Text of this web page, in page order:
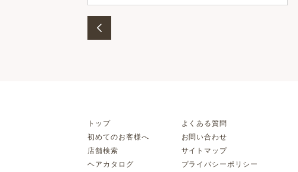
トップ
初めてのお客様へ
店舗検索
ヘアカタログ
よくある質問
お問い合わせ
サイトマップ
プライバシーポリシー